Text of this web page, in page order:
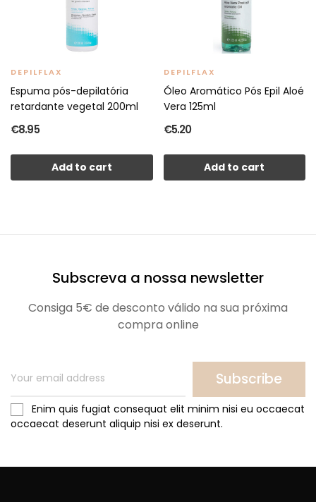
DEPILFLAX
Espuma pós-depilatória
retardante vegetal 200ml
€8.95
Add to cart
DEPILFLAX
Óleo Aromático Pós Epil Aloé
Vera 125ml
€5.20
Add to cart
Subscreva a nossa newsletter
Consiga 5€ de desconto válido na sua próxima
compra online
Subscribe
Enim quis fugiat consequat elit minim nisi eu occaecat
occaecat deserunt aliquip nisi ex deserunt.